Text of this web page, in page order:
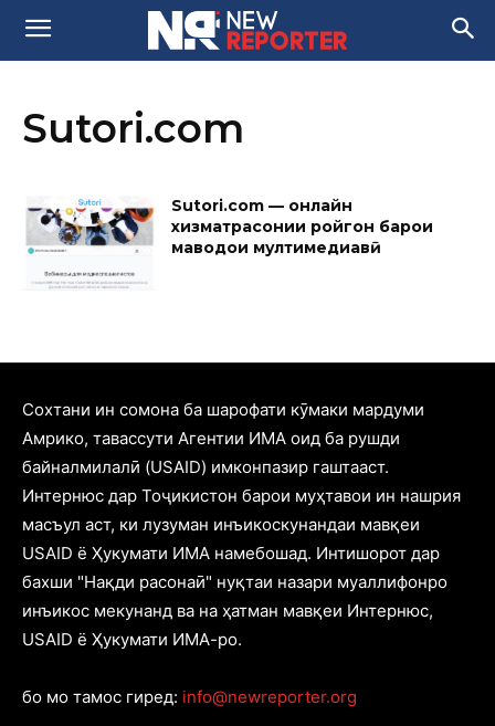
Sutori.com
Sutori.com — онлайн
хизматрасонии ройгон барои
маводҳои мултимедиавӣ
Cохтани ин сомона ба шарофати кӯмаки мардуми
Амрико, тавассути Агентии ИМА оид ба рушди
байналмилалӣ (USAID) имконпазир гаштааст.
Интернюс дар Тоҷикистон барои муҳтавои ин нашрия
масъул аст, ки лузуман инъикоскунандаи мавқеи
USAID ё Ҳукумати ИМА намебошад. Интишорот дар
бахши "Нақди расонаӣ" нуқтаи назари муаллифонро
инъикос мекунанд ва на ҳатман мавқеи Интернюс,
USAID ё Ҳукумати ИМА-ро.
бо мо тамос гиред: info@newreporter.org